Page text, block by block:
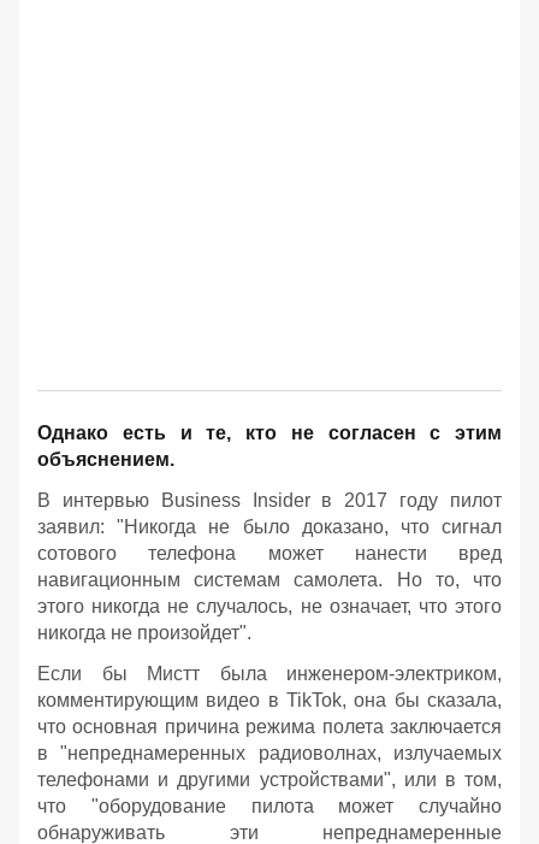
Однако есть и те, кто не согласен с этим
объяснением.
В интервью Business Insider в 2017 году пилот
заявил: "Никогда не было доказано, что сигнал
сотового телефона может нанести вред
навигационным системам самолета. Но то, что
этого никогда не случалось, не означает, что этого
никогда не произойдет".
Если бы Мистт была инженером-электриком,
комментирующим видео в TikTok, она бы сказала,
что основная причина режима полета заключается
в "непреднамеренных радиоволнах, излучаемых
телефонами и другими устройствами", или в том,
что "оборудование пилота может случайно
обнаруживать эти непреднамеренные